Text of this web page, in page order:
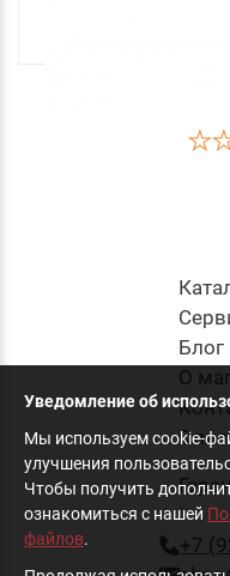
Блог
О
+7
Уведомление об
Мы используем cookie-
улучшения
Чтобы получить
ознакомиться с нашей
файлов.